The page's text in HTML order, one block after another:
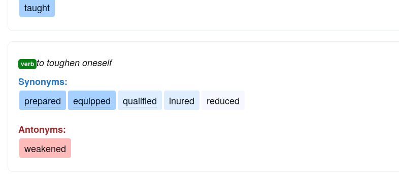
taught
verb to toughen oneself
Synonyms:
prepared
equipped qualified inured reduced
Antonyms:
weakened